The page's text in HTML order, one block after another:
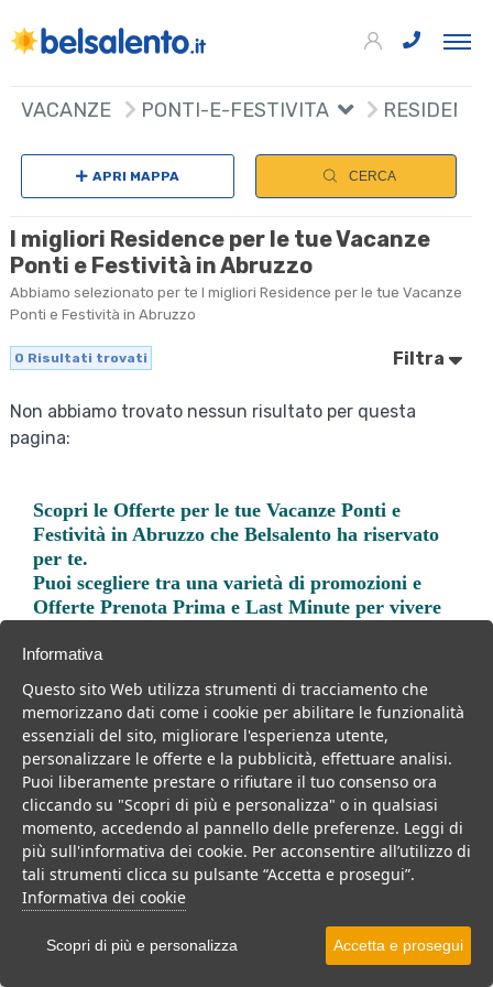
VACANZE PONTI-E-FESTIVITA RESIDENCE
APRI MAPPA CERCA
I migliori Residence per le tue Vacanze
Ponti e Festività in Abruzzo
Abbiamo selezionato per te I migliori Residence per le tue Vacanze
Ponti e Festività in Abruzzo
0 Risultati trovati Filtra
Non abbiamo trovato nessun risultato per questa
pagina:
Scopri leOfferte per le tue Vacanze Ponti e
Festività in Abruzzo che Belsalento ha riservato
per te.
Puoi scegliere tra una varietà di promozioni e
Offerte Prenota Prima e Last Minute per vivere
Trova la soluzione migliore per la tua prossima
vacanza.
Noi di belsalento.it abbiamo selezionato per te le migliori mete, i
migliori servizi, le migliori offerte per il tuo prossimo viaggio.
Informativa
Questo sito Web utilizza strumenti di tracciamento che
memorizzano dati come i cookie per abilitare le funzionalità
essenziali del sito, migliorare l'esperienza utente,
personalizzare le offerte e la pubblicità, effettuare analisi.
Puoi liberamente prestare o rifiutare il tuo consenso ora
cliccando su "Scopri di più e personalizza" o in qualsiasi
momento, accedendo al pannello delle preferenze. Leggi di
più sull'informativa dei cookie. Per acconsentire all’utilizzo di
tali strumenti clicca su pulsante “Accetta e prosegui”.
Informativa dei cookie
Scopri di più e personalizza Accetta e prosegui